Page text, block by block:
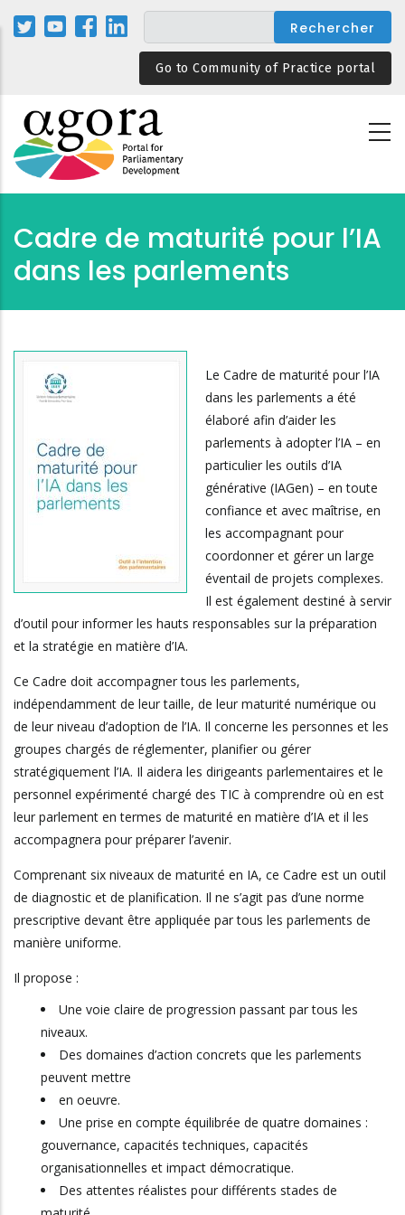
Aller
au
Go to Community of Practice portal
Cadre de maturité pour l’IA
dans les parlements
Le Cadre de maturité pour l’IA
dans les parlements a été
élaboré afin d’aider les
parlements à adopter l’IA – en
particulier les outils d’IA
générative (IAGen) – en toute
confiance et avec maîtrise, en
les accompagnant pour
coordonner et gérer un large
éventail de projets complexes.
Il est également destiné à servir
d’outil pour informer les hauts responsables sur la préparation
et la stratégie en matière d’IA.
Ce Cadre doit accompagner tous les parlements,
indépendamment de leur taille, de leur maturité numérique ou
de leur niveau d’adoption de l’IA. Il concerne les personnes et les
groupes chargés de réglementer, planifier ou gérer
stratégiquement l’IA. Il aidera les dirigeants parlementaires et le
personnel expérimenté chargé des TIC à comprendre où en est
leur parlement en termes de maturité en matière d’IA et il les
accompagnera pour préparer l’avenir.
Comprenant six niveaux de maturité en IA, ce Cadre est un outil
de diagnostic et de planification. Il ne s’agit pas d’une norme
prescriptive devant être appliquée par tous les parlements de
manière uniforme.
Il propose :
Une voie claire de progression passant par tous les
niveaux.
Des domaines d’action concrets que les parlements
peuvent mettre
en oeuvre.
Une prise en compte équilibrée de quatre domaines :
gouvernance, capacités techniques, capacités
organisationnelles et impact démocratique.
Des attentes réalistes pour différents stades de